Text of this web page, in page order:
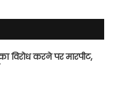
विरोध करने पर मारपीट,